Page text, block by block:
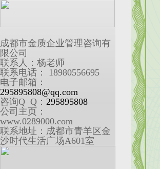
成都市金质企业管理咨询有
限公司
联系人：杨老师
联系电话： 18980556695
电子邮箱：
295895808@qq.com
咨询Q Q： 295895808
公司主页：
www.0289000.com
联系地址：成都市青羊区金
沙时代生活广场A601室